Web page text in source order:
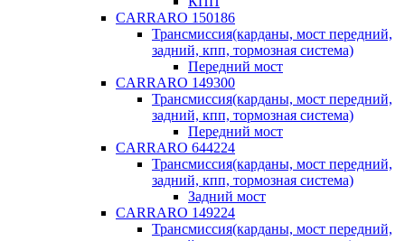
CARRARO 150186
Трансмиссия(карданы, мост передний,
задний, кпп, тормозная система)
Передний мост
CARRARO 149300
Трансмиссия(карданы, мост передний,
задний, кпп, тормозная система)
Передний мост
CARRARO 644224
Трансмиссия(карданы, мост передний,
задний, кпп, тормозная система)
Задний мост
CARRARO 149224
Трансмиссия(карданы, мост передний,